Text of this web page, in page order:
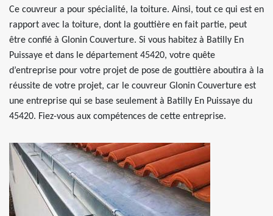
Ce couvreur a pour spécialité, la toiture. Ainsi, tout ce qui est en
rapport avec la toiture, dont la gouttière en fait partie, peut
être confié à Glonin Couverture. Si vous habitez à Batilly En
Puissaye et dans le département 45420, votre quête
d’entreprise pour votre projet de pose de gouttière aboutira à la
réussite de votre projet, car le couvreur Glonin Couverture est
une entreprise qui se base seulement à Batilly En Puissaye du
45420. Fiez-vous aux compétences de cette entreprise.